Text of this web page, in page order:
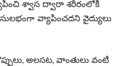
శ్వాస ద్వారా శరీరంలోకి
వ్యాపించదని వైద్యులు
అలసట, వాంతులు వంటి